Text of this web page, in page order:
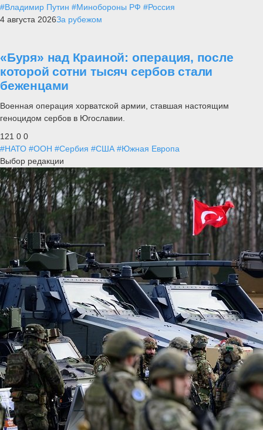
#Владимир Путин #Минобороны РФ #Россия
4 августа 2026За рубежом
«Буря» над Краиной: операция, после
которой сотни тысяч сербов стали
беженцами
Военная операция хорватской армии, ставшая настоящим
геноцидом сербов в Югославии.
121 0 0
#НАТО #ООН #Сербия #США #Южная Европа
Выбор редакции